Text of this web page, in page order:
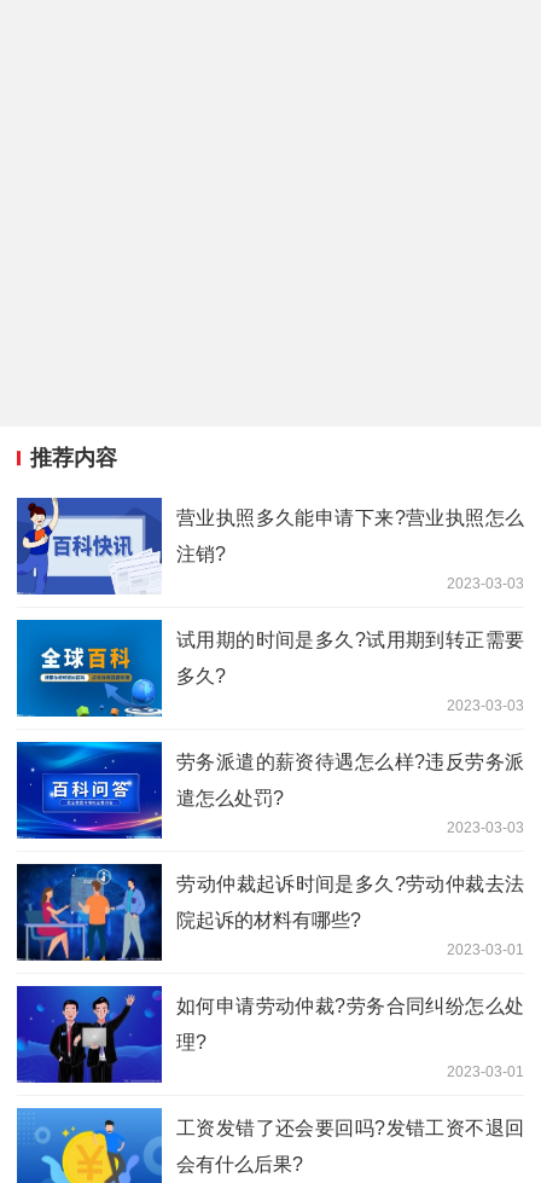
推荐内容
营业执照多久能申请下来?营业执照怎么
注销?
2023-03-03
试用期的时间是多久?试用期到转正需要
多久?
2023-03-03
劳务派遣的薪资待遇怎么样?违反劳务派
遣怎么处罚?
2023-03-03
​劳动仲裁起诉时间是多久?劳动仲裁去法
院起诉的材料有哪些?
2023-03-01
如何申请劳动仲裁?劳务合同纠纷怎么处
理?
2023-03-01
工资发错了还会要回吗?发错工资不退回
会有什么后果?